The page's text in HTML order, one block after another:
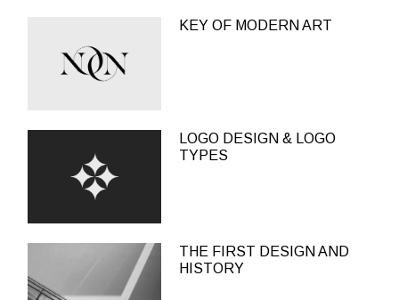
KEY OF MODERN ART
LOGO DESIGN & LOGO
TYPES
THE FIRST DESIGN AND
HISTORY